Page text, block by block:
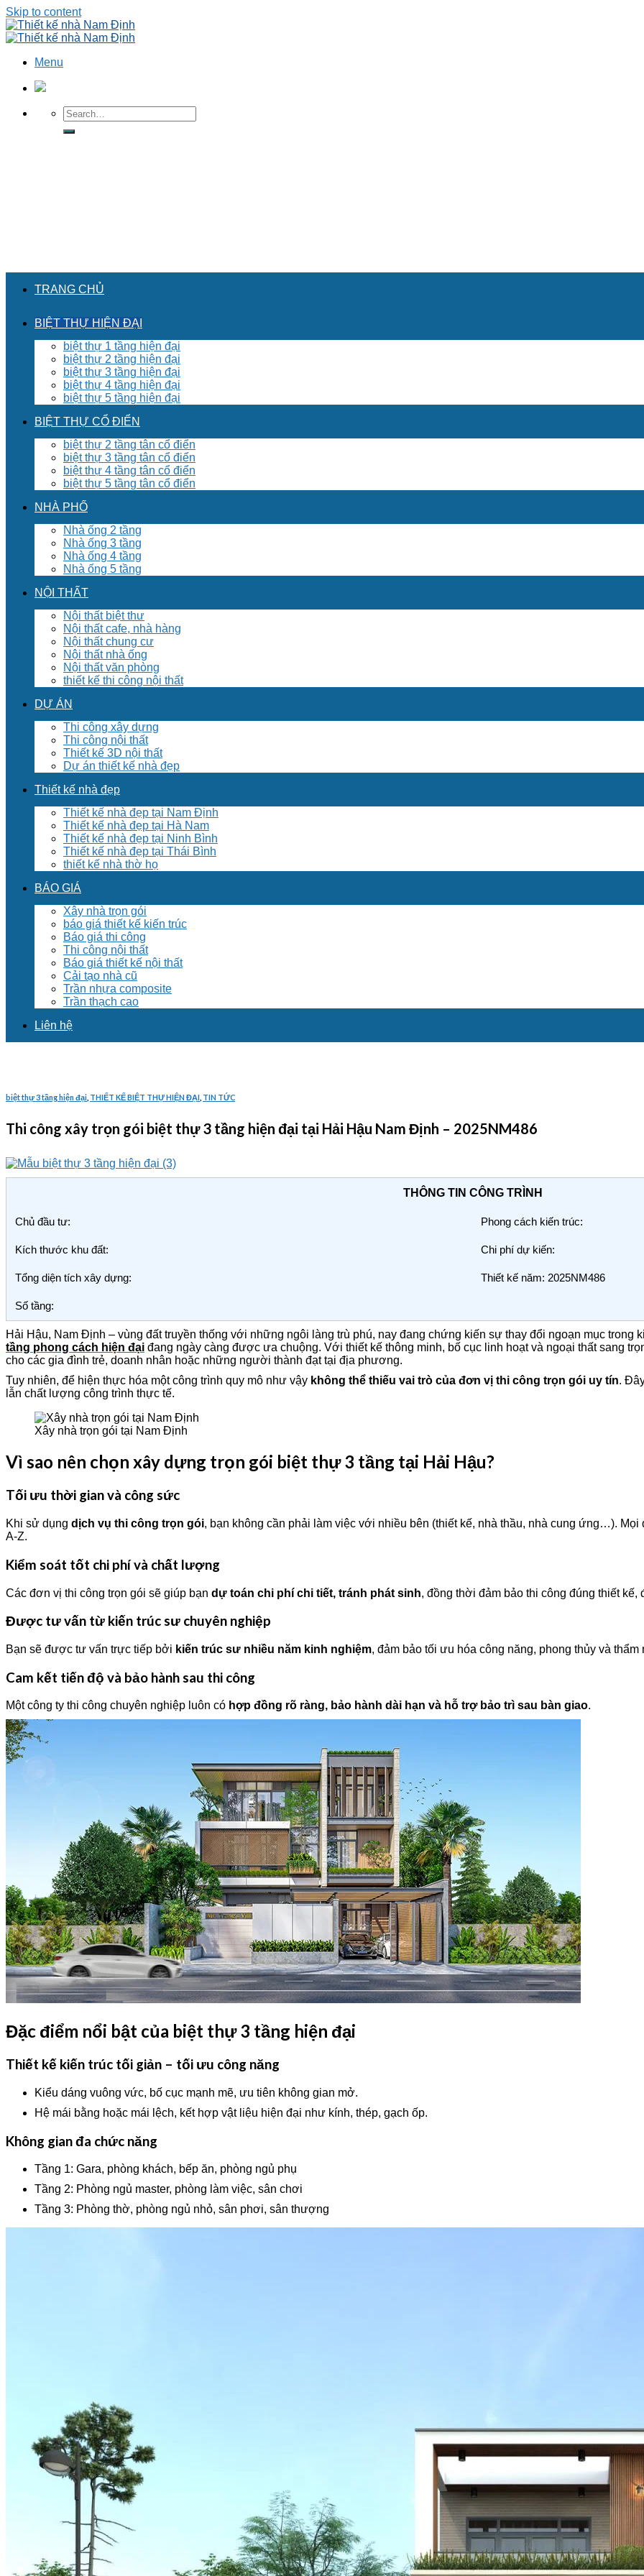
Skip to content
Menu
TRANG CHỦ
BIỆT THỰ HIỆN ĐẠI
biệt thự 1 tầng hiện đại
biệt thự 2 tầng hiện đại
biệt thự 3 tầng hiện đại
biệt thự 4 tầng hiện đại
biệt thự 5 tầng hiện đại
BIỆT THỰ CỔ ĐIỂN
biệt thự 2 tầng tân cổ điển
biệt thự 3 tầng tân cổ điển
biệt thự 4 tầng tân cổ điển
biệt thự 5 tầng tân cổ điển
NHÀ PHỐ
Nhà ống 2 tầng
Nhà ống 3 tầng
Nhà ống 4 tầng
Nhà ống 5 tầng
NỘI THẤT
Nội thất biệt thư
Nội thất cafe, nhà hàng
Nội thất chung cư
Nội thất nhà ống
Nội thất văn phòng
thiết kế thi công nội thất
DỰ ÁN
Thi công xây dựng
Thi công nội thất
Thiết kế 3D nội thất
Dự án thiết kế nhà đẹp
Thiết kế nhà đẹp
Thiết kế nhà đẹp tại Nam Định
Thiết kế nhà đẹp tại Hà Nam
Thiết kế nhà đẹp tại Ninh Bình
Thiết kế nhà đẹp tại Thái Bình
thiết kế nhà thờ họ
BÁO GIÁ
Xây nhà trọn gói
báo giá thiết kế kiến trúc
Báo giá thi công
Thi công nội thất
Báo giá thiết kế nội thất
Cải tạo nhà cũ
Trần nhựa composite
Trần thạch cao
Liên hệ
biệt thự 3 tầng hiện đại THIẾT KẾ BIỆT THỰ HIỆN ĐẠI TIN TỨC
Thi công xây trọn gói biệt thự 3 tầng hiện đại tại Hải Hậu Nam Định – 2025NM486
THÔNG TIN CÔNG TRÌNH
Chủ đầu tư: Phong cách kiến trúc:
Kích thước khu đất: Chi phí dự kiến:
Tổng diện tích xây dựng: Thiết kế năm: 2025NM486
Số tầng:
Hải Hậu, Nam Định – vùng đất truyền thống với những ngôi làng trù phú, nay đang chứng kiến sự thay đổi ngoạn mục trong
tầng phong cách hiện đại đang ngày càng được ưa chuộng. Với thiết kế thông minh, bố cục linh hoạt và ngoại thất sang
cho các gia đình trẻ, doanh nhân hoặc những người thành đạt tại địa phương.
Tuy nhiên, để hiện thực hóa một công trình quy mô như vậy không thể thiếu vai trò của đơn vị thi công trọn gói uy tín.
lẫn chất lượng công trình thực tế.
Xây nhà trọn gói tại Nam Định
Vì sao nên chọn xây dựng trọn gói biệt thự 3 tầng tại Hải Hậu?
Tối ưu thời gian và công sức
Khi sử dụng dịch vụ thi công trọn gói, bạn không cần phải làm việc với nhiều bên (thiết kế, nhà thầu, nhà cung ứng…).
A-Z.
Kiểm soát tốt chi phí và chất lượng
Các đơn vị thi công trọn gói sẽ giúp bạn dự toán chi phí chi tiết, tránh phát sinh, đồng thời đảm bảo thi công đúng thiết kế,
Được tư vấn từ kiến trúc sư chuyên nghiệp
Bạn sẽ được tư vấn trực tiếp bởi kiến trúc sư nhiều năm kinh nghiệm, đảm bảo tối ưu hóa công năng, phong thủy và thẩm
Cam kết tiến độ và bảo hành sau thi công
Một công ty thi công chuyên nghiệp luôn có hợp đồng rõ ràng, bảo hành dài hạn và hỗ trợ bảo trì sau bàn giao.
Đặc điểm nổi bật của biệt thự 3 tầng hiện đại
Thiết kế kiến trúc tối giản – tối ưu công năng
Kiểu dáng vuông vức, bố cục mạnh mẽ, ưu tiên không gian mở.
Hệ mái bằng hoặc mái lệch, kết hợp vật liệu hiện đại như kính, thép, gạch ốp.
Không gian đa chức năng
Tầng 1: Gara, phòng khách, bếp ăn, phòng ngủ phụ
Tầng 2: Phòng ngủ master, phòng làm việc, sân chơi
Tầng 3: Phòng thờ, phòng ngủ nhỏ, sân phơi, sân thượng